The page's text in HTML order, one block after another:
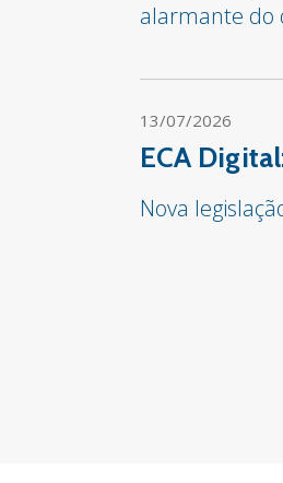
alarmante do
13/07/2026
ECA
Nova